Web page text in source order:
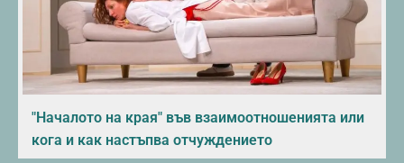
"Началото на края" във взаимоотношенията или
кога и как настъпва отчуждението